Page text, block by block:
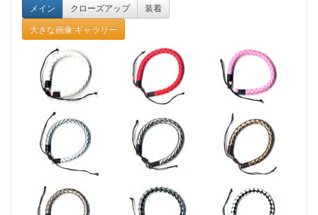
メイン
クローズアップ
装着
大きな画像:ギャラリー